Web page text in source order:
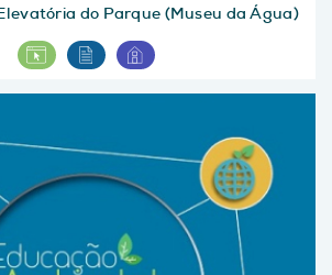
do Parque (Museu da Água)